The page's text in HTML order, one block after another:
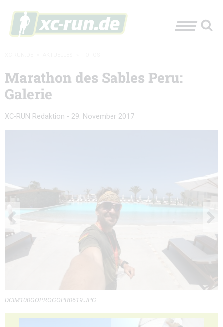
Marathon des Sables Peru:
Galerie
XC-RUN Redaktion - 29. November 2017
DCIM100GOPROGOPR0619.JPG